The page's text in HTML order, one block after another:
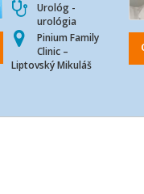
Urológ -
urológia
Pinium Family
Clinic –
Liptovský Mikuláš